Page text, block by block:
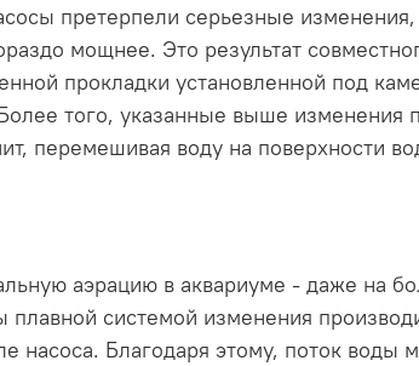
претерпели серьезные изменения,
мощнее. Это результат
прокладки установленной под
того, указанные выше изменения
перемешивая воду на поверхности
аэрацию в аквариуме - даже на
системой изменения
насоса. Благодаря этому, поток воды